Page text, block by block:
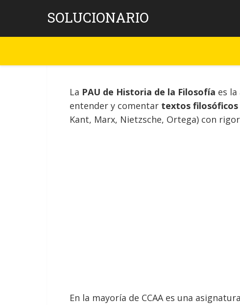
content
SOLUCIONARIO
La PAU de Historia de la Filosofía es
entender y comentar textos filosóficos
Kant, Marx, Nietzsche, Ortega) con
En la mayoría de CCAA es una